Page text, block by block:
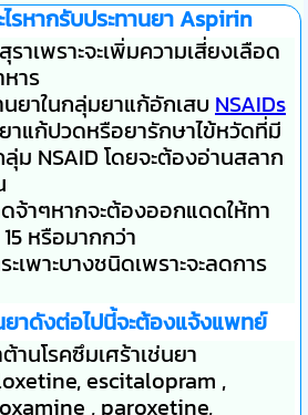
รหากรับประทานยา Aspirin
าเพราะจะเพิ่มความเสี่ยงเลือด
หาร
นยาในกลุ่มยาแก้อักเสบ NSAIDs
าแก้ปวดหรือยารักษาไข้หวัดที่มี
ม NSAID โดยจะต้องอ่านสลาก
จ้าๆหากจะต้องออกแดดให้ทา
หรือมากกว่า
เพาะบางชนิดเพราะจะลดการ
ยาดังต่อไปนี้จะต้องแจ้งแพทย์
านโรคซึมเศร้าเช่นยา
escitalopram ,
, paroxetine,